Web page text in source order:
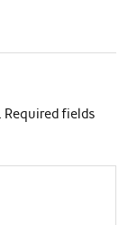
Required fields